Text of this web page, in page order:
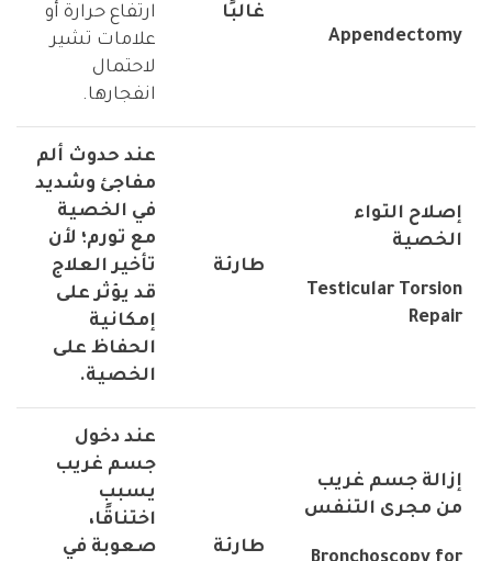
Appendectomy
غالبًا
ارتفاع حرارة أو
علامات تشير
لاحتمال
انفجارها.
إصلاح التواء
الخصية
Testicular Torsion
Repair
طارئة
عند حدوث ألم
مفاجئ وشديد
في الخصية
مع تورم؛ لأن
تأخير العلاج
قد يؤثر على
إمكانية
الحفاظ على
الخصية.
إزالة جسم غريب
من مجرى التنفس
طارئة
عند دخول
جسم غريب
يسبب
اختناقًا،
صعوبة في